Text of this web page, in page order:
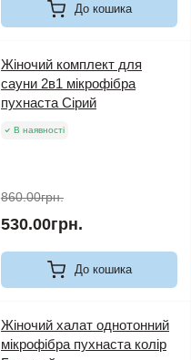
До кошика
Жіночий комплект для
сауни 2в1 мікрофібра
пухнаста Сірий
В наявності
860.00грн.
530.00грн.
До кошика
Жіночий халат однотонний
мікрофібра пухнаста колір